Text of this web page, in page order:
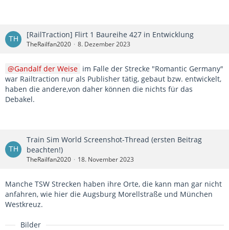
[RailTraction] Flirt 1 Baureihe 427 in Entwicklung
TheRailfan2020 8. Dezember 2023
Gandalf der Weise im Falle der Strecke "Romantic Germany"
war Railtraction nur als Publisher tätig, gebaut bzw. entwickelt,
haben die andere,von daher können die nichts für das
Debakel.
Train Sim World Screenshot-Thread (ersten Beitrag
beachten!)
TheRailfan2020 18. November 2023
Manche TSW Strecken haben ihre Orte, die kann man gar nicht
anfahren, wie hier die Augsburg Morellstraße und München
Westkreuz.
Bilder